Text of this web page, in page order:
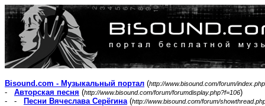
Bisound.com - Музыкальный портал (http://www.bisound.com/forum/index.php
- Авторская песня (http://www.bisound.com/forum/forumdisplay.php?f=106)
- -
Песни Вячеслава Серёгина(http://www.bisound.com/forum/